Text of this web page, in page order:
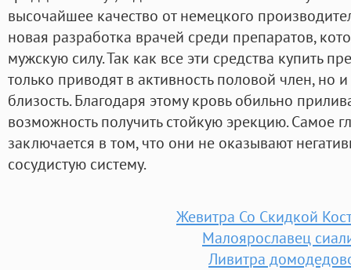
высочайшее качество от немецкого
новая разработка врачей среди препаратов,
мужскую силу. Так как все эти средства купить
только приводят в активность половой член, но
близость. Благодаря этому кровь обильно
возможность получить стойкую эрекцию. Самое
заключается в том, что они не оказывают
сосудистую систему.
Жевитра Со Скидкой
Малоярославец
Ливитра